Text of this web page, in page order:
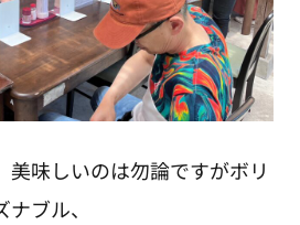
美味しいのは勿論ですがボリ
ブル、